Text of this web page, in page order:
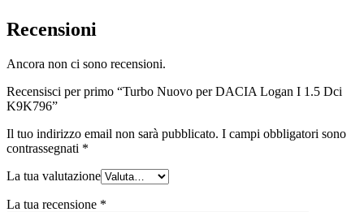
Recensioni
Ancora non ci sono recensioni.
Recensisci per primo “Turbo Nuovo per DACIA Logan I 1.5 Dci
K9K796”
Il tuo indirizzo email non sarà pubblicato. I campi obbligatori sono
contrassegnati *
La tua valutazione
La tua recensione *